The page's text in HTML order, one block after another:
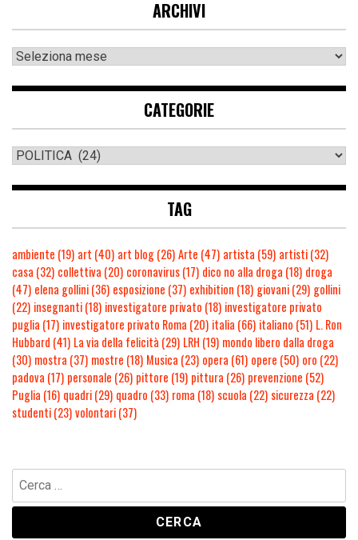
ARCHIVI
CATEGORIE
TAG
ambiente (19) art (40) art blog(26)Arte (47) artista (59) artisti(32)
casa (32) collettiva (20) coronavirus(17) dico no alla droga (18) droga
(47) elena gollini(36) esposizione (37) exhibition (18) giovani(29) gollini
(22) insegnanti(18) investigatore privato (18) investigatore privato
puglia (17) investigatore privato Roma (20) italia (66) italiano (51) L. Ron
Hubbard (41) La via della felicità (29) LRH (19) mondo libero dalla droga
(30) mostra (37) mostre (18) Musica (23) opera (61) opere (50) oro (22)
padova (17) personale (26) pittore (19) pittura (26) prevenzione (52)
Puglia (16) quadri(29) quadro (33) roma (18) scuola (22) sicurezza (22)
studenti(23)volontari(37)